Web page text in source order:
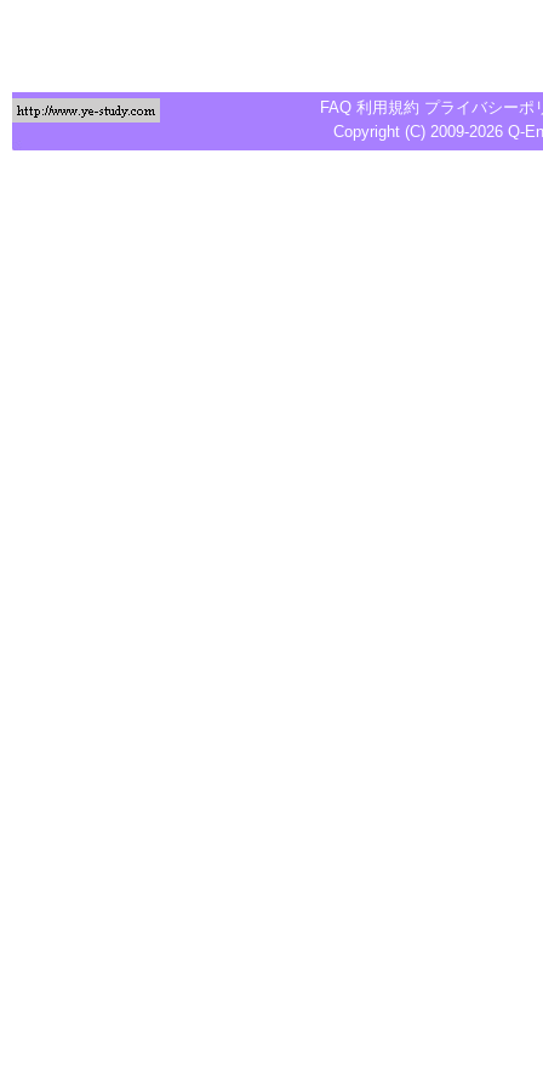
FAQ 利用規約 プライバシーポ
Copyright (C) 2009-2026 Q-